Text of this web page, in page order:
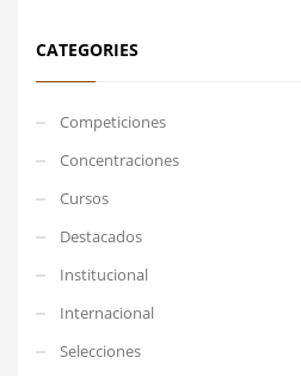
CATEGORIES
Competiciones
Concentraciones
Cursos
Destacados
Institucional
Internacional
Selecciones